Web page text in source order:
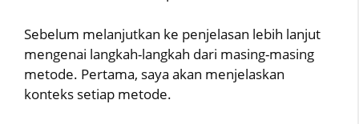
Sebelum melanjutkan ke penjelasan lebih lanjut
mengenai langkah-langkah dari masing-masing
metode. Pertama, saya akan menjelaskan
konteks setiap metode.